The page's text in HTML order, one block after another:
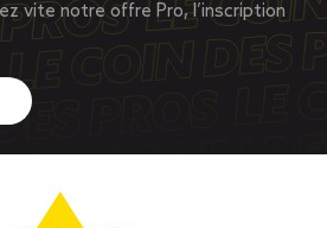
vite notre offre Pro, l’inscription